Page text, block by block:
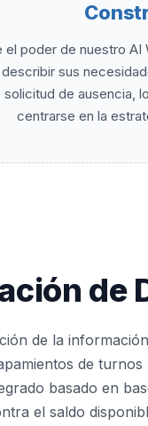
el poder de nuestro AI
sus
de ausencia,
centrarse en la
de
de la
de
basado en
el saldo